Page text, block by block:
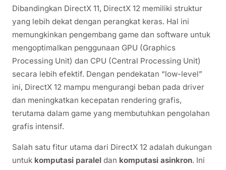
Dibandingkan DirectX 11, DirectX 12 memiliki struktur
yang lebih dekat dengan perangkat keras. Hal ini
memungkinkan pengembang game dan software untuk
mengoptimalkan penggunaan GPU (Graphics
Processing Unit) dan CPU (Central Processing Unit)
secara lebih efektif. Dengan pendekatan “low-level”
ini, DirectX 12 mampu mengurangi beban pada driver
dan meningkatkan kecepatan rendering grafis,
terutama dalam game yang membutuhkan pengolahan
grafis intensif.
Salah satu fitur utama dari DirectX 12 adalah dukungan
untuk komputasi paralel dan komputasi asinkron. Ini